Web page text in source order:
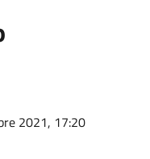
2021, 17:20